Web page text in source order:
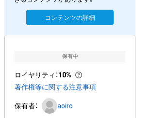
コンテンツの詳細
保有中
ロイヤリティ ：10%
著作権等に関する注意事項
保有者： aoiro